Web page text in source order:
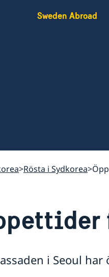
Sweden Abroad
Rösta i Sydkorea
i Seoul